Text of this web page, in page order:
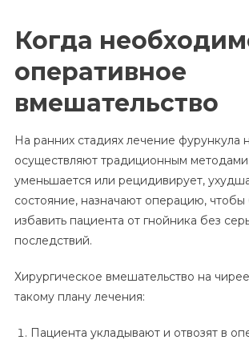
Когда
оперативное
вмешательство
На ранних стадиях лечение фурункула
осуществляют традиционным
уменьшается или рецидивирует,
состояние, назначают операцию, чтобы
избавить пациента от гнойника без
последствий.
Хирургическое вмешательство на
такому плану лечения:
Пациента укладывают и отвозят в